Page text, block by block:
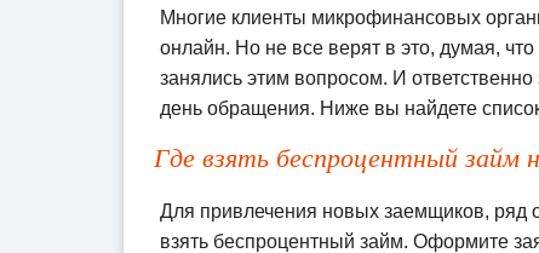
Многие клиенты микрофинансовых
онлайн. Но не все верят в это, думая,
занялись этим вопросом. И
день обращения. Ниже вы найдете
Где взять беспроцентный займ
Для привлечения новых заемщиков, ряд
взять беспроцентный займ. Оформите